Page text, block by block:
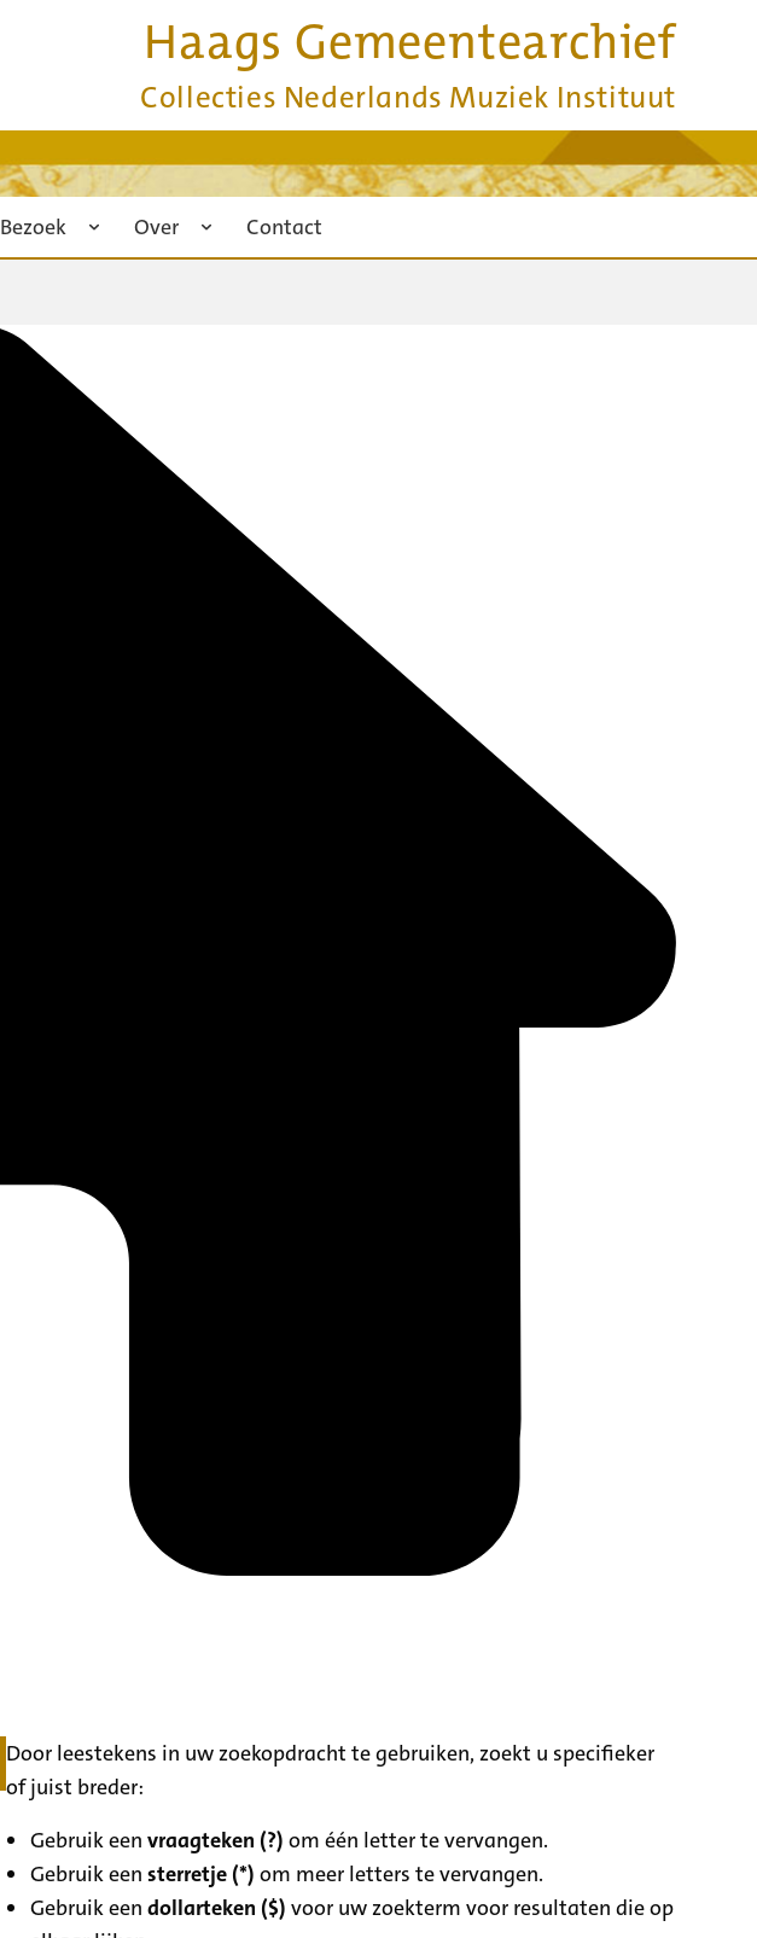
Haags Gemeentearchief
Collecties Nederlands Muziek Instituut
Bezoek Over Contact
Door leestekens in uw zoekopdracht te gebruiken, zoekt u specifieker
of juist breder:
Gebruik eenvraagteken (?) om één letter te vervangen.
Gebruik eensterretje (*) om meer letters te vervangen.
Gebruik eendollarteken ($) voor uw zoekterm voor resultaten die op